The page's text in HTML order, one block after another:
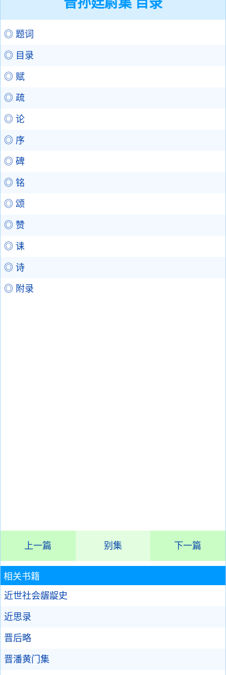
晋孙廷尉集 目录
◎ 题词
◎ 目录
◎ 赋
◎ 疏
◎ 论
◎ 序
◎ 碑
◎ 铭
◎ 颂
◎ 赞
◎ 诔
◎ 诗
◎ 附录
上一篇 别集 下一篇
相关书籍
近世社会龌龊史
近思录
晋后略
晋潘黄门集